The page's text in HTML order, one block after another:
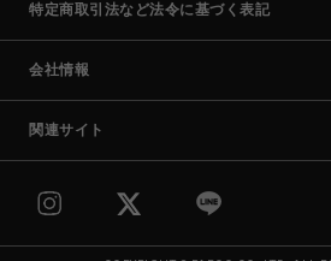
特定商取引法など法令に基づく表記
会社情報
関連サイト